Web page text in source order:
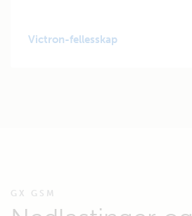
Victron-fellesskap
GX GSM